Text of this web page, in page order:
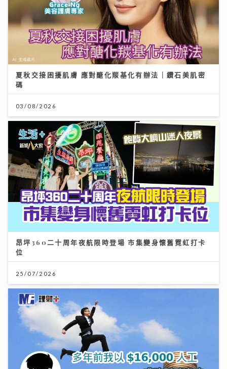
夏秋交接困擾肌膚 應對醣化羰基化有辦法｜鑽石美肌密
碼
03/08/2026
昂坪360二十周年夜航限時登場 市集變身懷舊霓虹打卡
位
25/07/2026